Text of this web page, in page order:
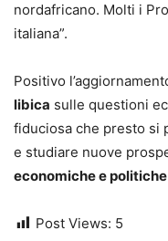
nordafricano. Molti i
italiana”.
Positivo
libica sulle questioni
fiduciosa che presto si
e studiare nuove
economiche e politiche
Post Views: 5